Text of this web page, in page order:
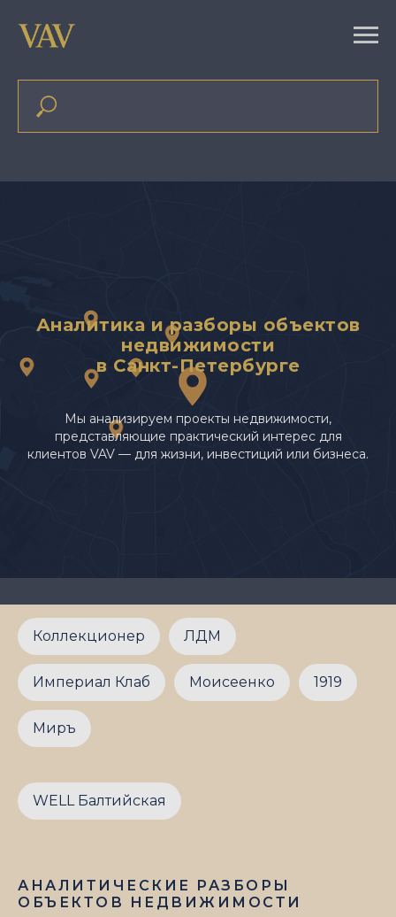
Аналитика и разборы объектов
недвижимости
в Санкт-Петербурге
Мы анализируем проекты недвижимости,
представляющие практический интерес для
клиентов VAV — для жизни, инвестиций или бизнеса.
Коллекционер ЛДМ
Империал Клаб Моисеенко 1919
Миръ
WELL Балтийская
АНАЛИТИЧЕСКИЕ РАЗБОРЫ
ОБЪЕКТОВ НЕДВИЖИМОСТИ